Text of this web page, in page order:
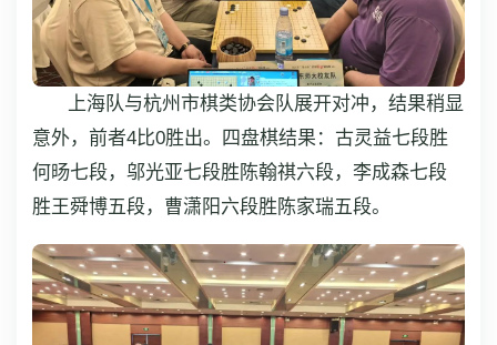
上海队与杭州市棋类协会队展开对冲，结果稍显
意外，前者4比0胜出。四盘棋结果：古灵益七段胜
何旸七段，邬光亚七段胜陈翰祺六段，李成森七段
胜王舜博五段，曹潇阳六段胜陈家瑞五段。